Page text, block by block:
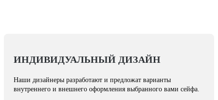
ИНДИВИДУАЛЬНЫЙ ДИЗАЙН
Наши дизайнеры разработают и предложат варианты
внутреннего и внешнего оформления выбранного вами сейфа.